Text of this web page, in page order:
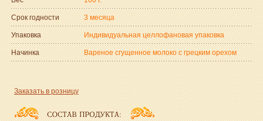
Срок годности 3 месяца
Упаковка Индивидуальная целлофановая упаковка
Начинка Вареное сгущенное молоко с грецким орехом
Заказать в розницу